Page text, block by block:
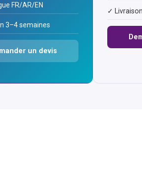
FR/AR/EN
3–4 semaines
un devis
✓